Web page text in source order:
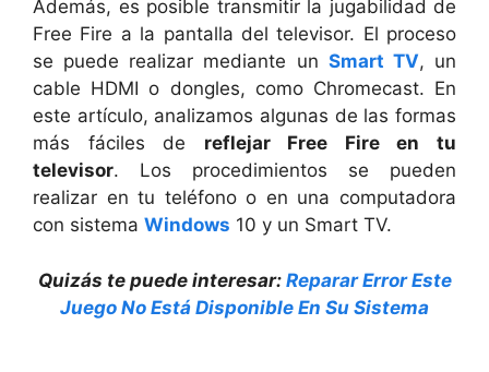
Además, es posible transmitir la jugabilidad de
Free Fire a la pantalla del televisor. El proceso
se puede realizar mediante un Smart TV, un
cable HDMI o dongles, como Chromecast. En
este artículo, analizamos algunas de las formas
más fáciles de reflejar Free Fire en tu
televisor. Los procedimientos se pueden
realizar en tu teléfono o en una computadora
con sistema Windows 10 y un Smart TV.
Quizás te puede interesar: Reparar Error Este
Juego No Está Disponible En Su Sistema